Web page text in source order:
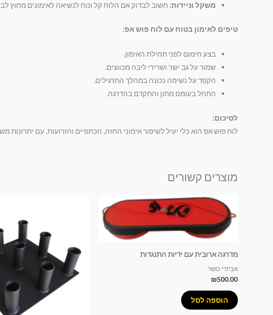
משקל וניידות: חשוב לבדוק אם הלוח קל ונוח לנשיאה לאימונים מחוץ
טיפים לאימון בטוח עם לוח פוש אפ:
בצע חימום לפני תחילת האימון.
שמור על גב ישר ושרירי ליבה מכווצים.
הקפד על נשימה נכונה במהלך התרגילים.
התחל בעומס מתון והתקדם בהדרגה.
לסיכום:
לוח פוש אפ הוא כלי יעיל לשיפור אימוני החזה, הכתפיים והזרועות, עם יתרונות
מוצרים קשורים
מדרגה ארובית עם ידיות התנגדות
אביזרי כושר
₪500.00
הוספה לסל